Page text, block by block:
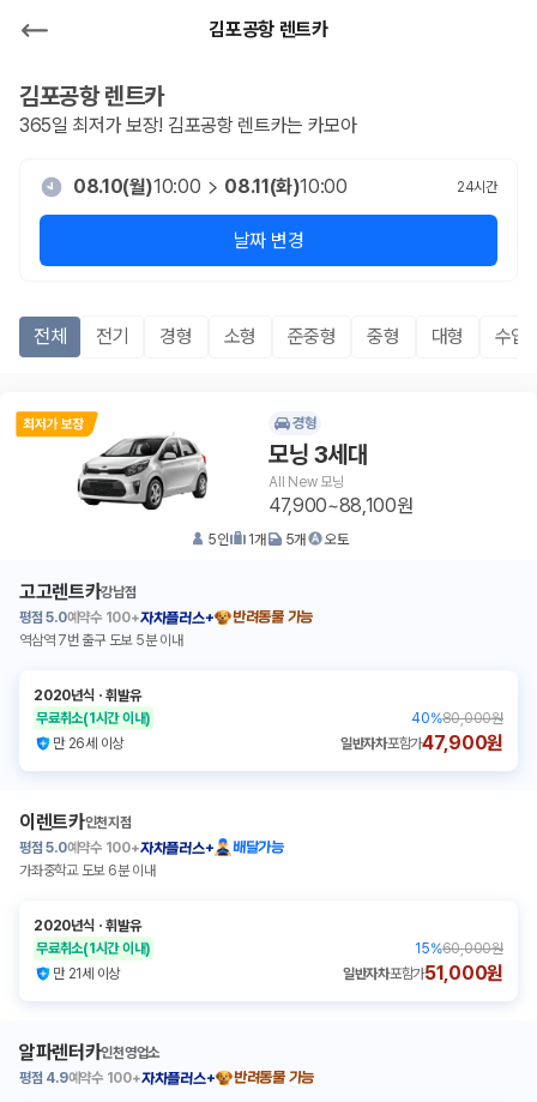
김포공항 렌트카
김포공항렌트카
365일 최저가 보장! 김포공항 렌트카는 카모아
08.10(월)10:00 08.11(화)10:00 24시간
날짜 변경
전체 전기 경형 소형 준중형 중형 대형 수입
경형
모닝 3세대
All New 모닝
47,900~88,100원
5인 1개 5개 오토
고고렌트카강남점
평점 5.0예약수 100+자차플러스+
반려동물 가능
역삼역 7번 출구 도보 5분 이내
2020년식 ㆍ휘발유
무료취소(1시간 이내) 40%80,000원
만 26세 이상
일반자차포함가47,900원
이렌트카인천지점
평점 5.0예약수 100+자차플러스+
배달가능
가좌중학교 도보 6분 이내
2020년식 ㆍ휘발유
무료취소(1시간 이내) 15%60,000원
만 21세 이상
일반자차포함가51,000원
알파렌터카인천영업소
평점 4.9예약수 100+자차플러스+ 반려동물 가능